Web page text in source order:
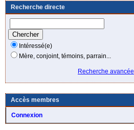
Recherche directe
Intéressé(e)
Mère, conjoint, témoins, parrain...
Recherche avancée
Accès membres
Connexion